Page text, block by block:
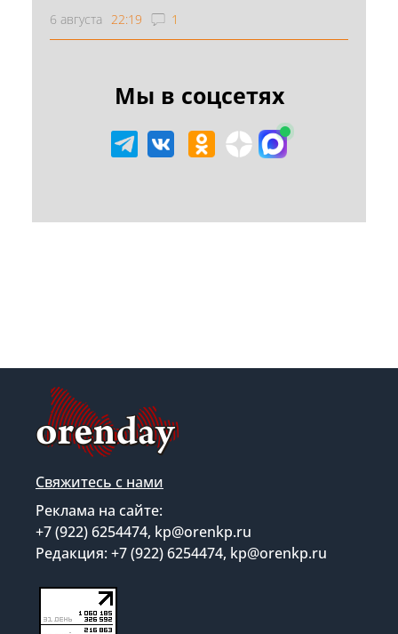
6 августа 22:19 1
Мы в соцсетях
Свяжитесь с нами
Реклама на сайте:
+7 (922) 6254474, kp@orenkp.ru
Редакция: +7 (922) 6254474, kp@orenkp.ru